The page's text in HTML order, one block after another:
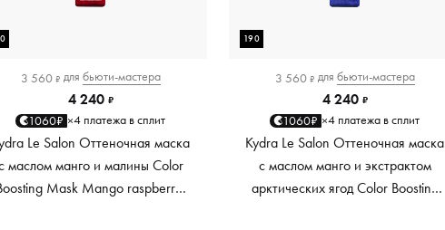
3 560 ₽ для бьюти-мастера
4 240 ₽
1060₽ ×4 платежа в сплит
Le Salon Оттеночная маска
маслом манго и малины Color
Mask Mango raspberry,
190
3 560 ₽ для бьюти-мастера
4 240 ₽
1060₽ ×4 платежа в сплит
Kydra Le Salon Оттеночная маска
с маслом манго и экстрактом
арктических ягод Color Boosting